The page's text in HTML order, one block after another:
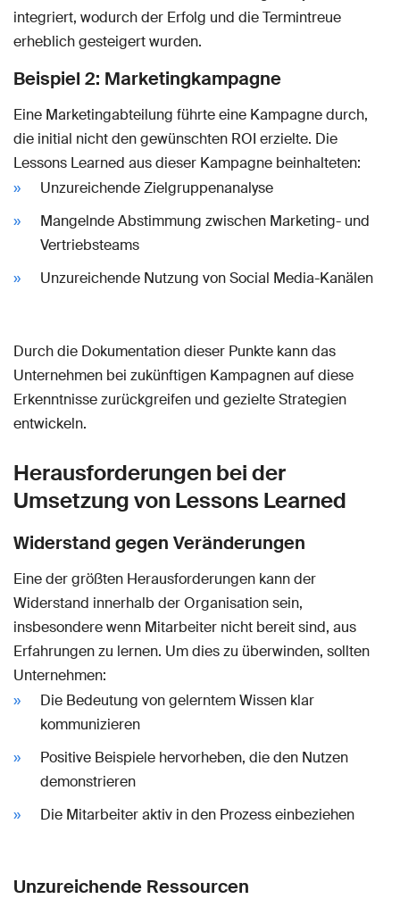
integriert, wodurch der Erfolg und die Termintreue
erheblich gesteigert wurden.
Beispiel 2: Marketingkampagne
Eine Marketingabteilung führte eine Kampagne durch,
die initial nicht den gewünschten ROI erzielte. Die
Lessons Learned aus dieser Kampagne beinhalteten:
Unzureichende Zielgruppenanalyse
Mangelnde Abstimmung zwischen Marketing- und
Vertriebsteams
Unzureichende Nutzung von Social Media-Kanälen
Durch die Dokumentation dieser Punkte kann das
Unternehmen bei zukünftigen Kampagnen auf diese
Erkenntnisse zurückgreifen und gezielte Strategien
entwickeln.
Herausforderungen bei der
Umsetzung von Lessons Learned
Widerstand gegen Veränderungen
Eine der größten Herausforderungen kann der
Widerstand innerhalb der Organisation sein,
insbesondere wenn Mitarbeiter nicht bereit sind, aus
Erfahrungen zu lernen. Um dies zu überwinden, sollten
Unternehmen:
Die Bedeutung von gelerntem Wissen klar
kommunizieren
Positive Beispiele hervorheben, die den Nutzen
demonstrieren
Die Mitarbeiter aktiv in den Prozess einbeziehen
Unzureichende Ressourcen